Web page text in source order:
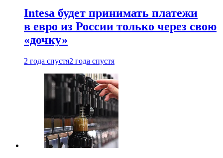
Intesa будет принимать платежи
в евро из России только через свою
«дочку»
2 года спустя2 года спустя